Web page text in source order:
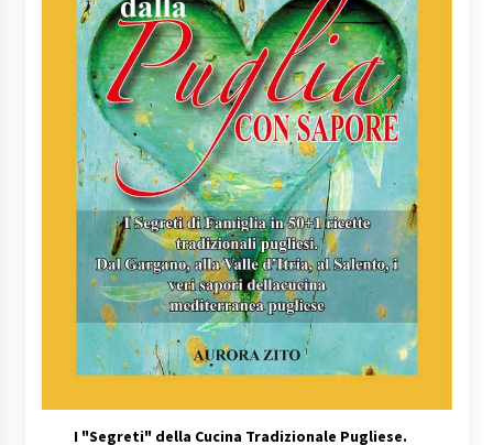
I "Segreti" della Cucina Tradizionale Pugliese.